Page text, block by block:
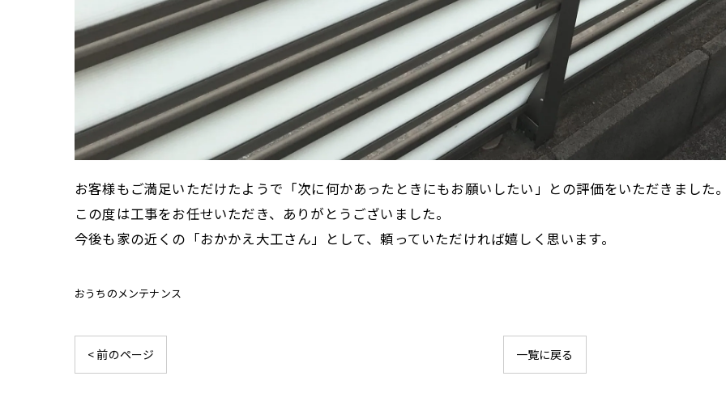
お客様もご満足いただけたようで「次に何かあったときにもお願いしたい」との評価をいただきました
この度は工事をお任せいただき、ありがとうございました。
今後も家の近くの「おかかえ大工さん」として、頼っていただければ嬉しく思います。
おうちのメンテナンス
< 前のページ 一覧に戻る
お気軽にお問い合わせください